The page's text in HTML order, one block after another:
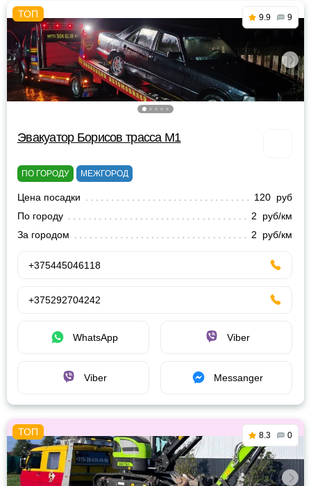
9.9 9
Эвакуатор Борисов трасса М1
ПО ГОРОДУ МЕЖГОРОД
Цена посадки
120 руб
По городу
2 руб/км
За городом
2 руб/км
+375445046118
+375292704242
WhatsApp Viber
Viber Messanger
8.3 0